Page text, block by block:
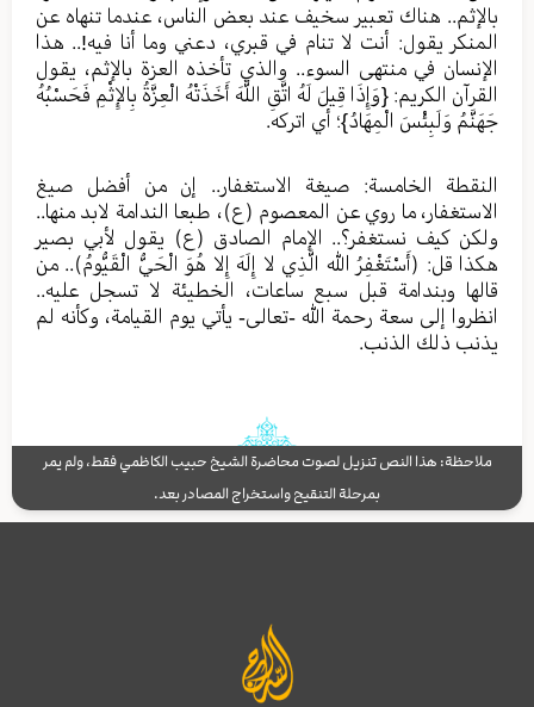
بالإثم.. هناك تعبير سخيف عند بعض الناس، عندما تنهاه عن
المنكر يقول: أنت لا تنام في قبري، دعني وما أنا فيه!.. هذا
الإنسان في منتهى السوء.. والذي تأخذه العزة بالإثم، يقول
القرآن الكريم: {وَإِذَا قِيلَ لَهُ اتَّقِ اللَّهَ أَخَذَتْهُ الْعِزَّةُ بِالإِثْمِ فَحَسْبُهُ
جَهَنَّمُ وَلَبِئْسَ الْمِهَادُ}؛ أي اتركه.
النقطة الخامسة: صيغة الاستغفار.. إن من أفضل صيغ
الاستغفار، ما روي عن المعصوم (ع)، طبعا الندامة لابد منها..
ولكن كيف نستغفر؟.. الإمام الصادق (ع) يقول لأبي بصير
هكذا قل: (أَسْتَغْفِرُ الله الَّذِي لا إِلَهَ إِلا هُوَ الْحَيُّ الْقَيُّومُ).. من
قالها وبندامة قبل سبع ساعات، الخطيئة لا تسجل عليه..
انظروا إلى سعة رحمة الله -تعالى- يأتي يوم القيامة، وكأنه لم
يذنب ذلك الذنب.
ملاحظة: هذا النص تنزيل لصوت محاضرة الشيخ حبيب الكاظمي فقط، ولم يمر
بمرحلة التنقيح واستخراج المصادر بعد.